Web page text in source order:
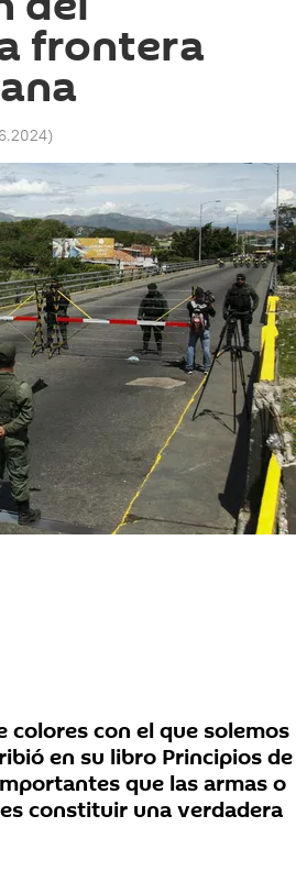
frontera
)
colores con el que solemos
en su libro Principios de
que las armas o
constituir una verdadera